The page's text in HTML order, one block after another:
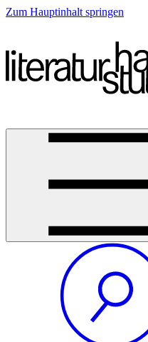
Zum Hauptinhalt springen